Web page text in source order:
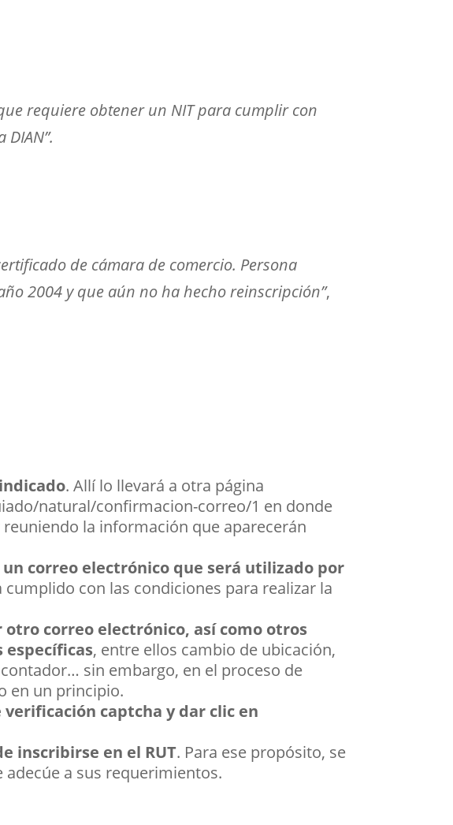
requiere obtener un NIT para cumplir con
de cámara de comercio. Persona
2004 y que aún no ha hecho reinscripción”,
. Allí lo llevará a otra página
natural/confirmacion-correo/1 en donde
la información que aparecerán
correo electrónico que será utilizado por
con las condiciones para realizar la
correo electrónico, así como otros
específicas, entre ellos cambio de ubicación,
sin embargo, en el proceso de
en un principio.
captcha y dar clic en
inscribirse en el RUT. Para ese propósito, se
adecúe a sus requerimientos.